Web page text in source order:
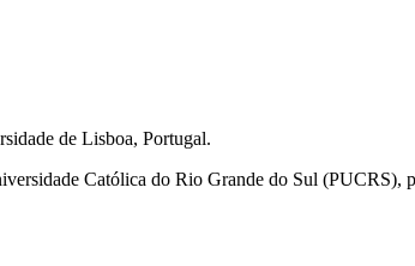
de Lisboa, Portugal.
Católica do Rio Grande do Sul (PUCRS),